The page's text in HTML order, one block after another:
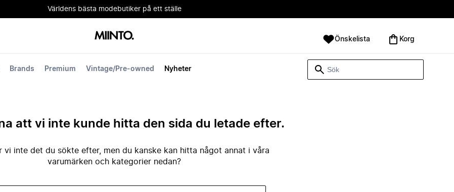
Världens bästa modebutiker på ett ställe
Brands Premium Vintage/Pre-owned Nyheter
Önskelista Korg
att vi inte kunde hitta den sida du letade efter.
vi inte det du sökte efter, men du kanske kan hitta något annat i våra
varumärken och kategorier nedan?